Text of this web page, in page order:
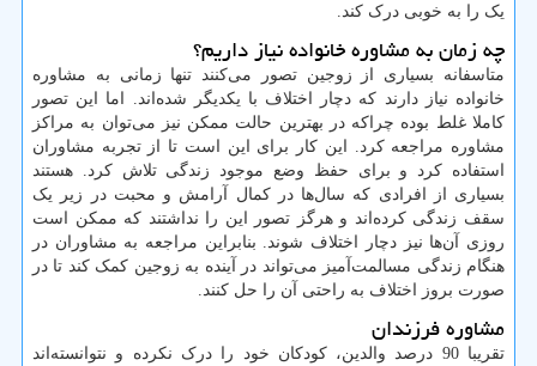
یک را به خوبی درک کند.
چه زمان به مشاوره خانواده نیاز داریم؟
متاسفانه بسیاری از زوجین تصور می‌کنند تنها زمانی به مشاوره
خانواده نیاز دارند که دچار اختلاف با یکدیگر شده‌اند. اما این تصور
کاملا غلط بوده چراکه در بهترین حالت ممکن نیز می‌توان به مراکز
مشاوره مراجعه کرد. این کار برای این است تا از تجربه مشاوران
استفاده کرد و برای حفظ وضع موجود زندگی تلاش کرد. هستند
بسیاری از افرادی که سال‌ها در کمال آرامش و محبت در زیر یک
سقف زندگی کرده‌اند و هرگز تصور این را نداشتند که ممکن است
روزی آن‌ها نیز دچار اختلاف شوند. بنابراین مراجعه به مشاوران در
هنگام زندگی مسالمت‌آمیز می‌تواند در آینده به زوجین کمک کند تا در
صورت بروز اختلاف به راحتی آن را حل کنند.
مشاوره فرزندان
تقریبا 90 درصد والدین، کودکان خود را درک نکرده و نتوانسته‌اند